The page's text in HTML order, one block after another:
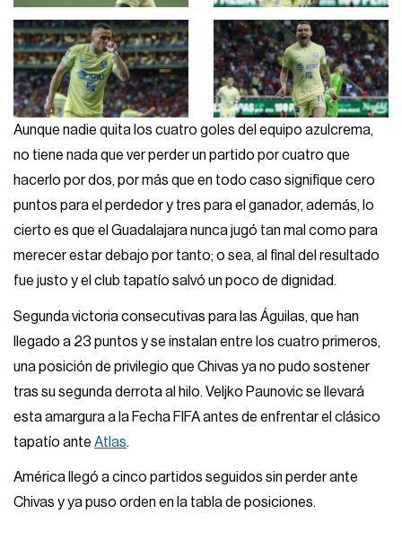
Aunque nadie quita los cuatro goles del equipo azulcrema,
no tiene nada que ver perder un partido por cuatro que
hacerlo por dos, por más que en todo caso signifique cero
puntos para el perdedor y tres para el ganador, además, lo
cierto es que el Guadalajara nunca jugó tan mal como para
merecer estar debajo por tanto; o sea, al final del resultado
fue justo y el club tapatío salvó un poco de dignidad.
Segunda victoria consecutivas para las Águilas, que han
llegado a 23 puntos y se instalan entre los cuatro primeros,
una posición de privilegio que Chivas ya no pudo sostener
tras su segunda derrota al hilo. Veljko Paunovic se llevará
esta amargura a la Fecha FIFA antes de enfrentar el clásico
tapatío anteAtlas.
América llegó a cinco partidos seguidos sin perder ante
Chivas y ya puso orden en la tabla de posiciones.